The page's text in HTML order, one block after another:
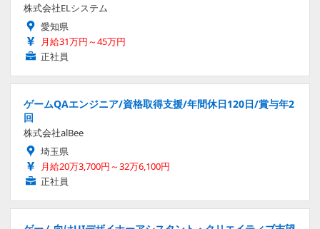
株式会社ELシステム
愛知県
月給31万円～45万円
正社員
ゲームQAエンジニア/資格取得支援/年間休日120日/賞与年2
回
株式会社alBee
埼玉県
月給20万3,700円～32万6,100円
正社員